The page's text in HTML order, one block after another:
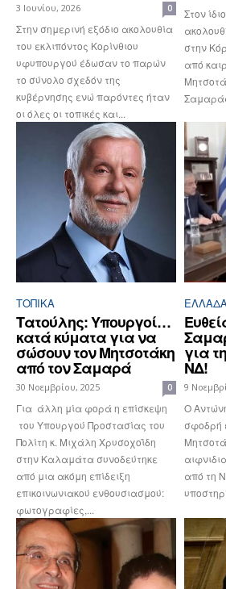
3 Ιουνίου, 2026 0
Στην σημερινή εξόδιο ακολουθία
του εκλιπόντος Κορίνθιου
υφυπουργού έδωσαν το παρών
το σύνολο σχεδόν της
κυβέρνησης ενώ παρόντες ήταν
οι όλες οι τοπικές και...
Στον
στην
από
ΤΟΠΙΚΑ
Τατούλης: Υπουργοί…
κατά κύματα για να
σώσουν τον Μητσοτάκη
από τον Σαμαρά
30 Νοεμβρίου, 2025 0
Για άλλη μία φορά η επίσκεψη
του Υπουργού Προστασίας του
Πολίτη κ. Μιχάλη Χρυσοχοΐδη
στην Καλαμάτα συνοδεύτηκε
από μια ακόμη επίδειξη
επικοινωνιακού ενθουσιασμού:
φωτογραφίες,...
ΕΛΛΆΔΑ
για
ΝΔ!
9
Ο
σφοδρή
από τη